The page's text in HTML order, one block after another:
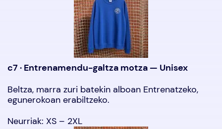
c7 · Entrenamendu-galtza motza — Unisex
Beltza, marra zuri batekin alboan Entrenatzeko,
egunerokoan erabiltzeko.
Neurriak: XS – 2XL